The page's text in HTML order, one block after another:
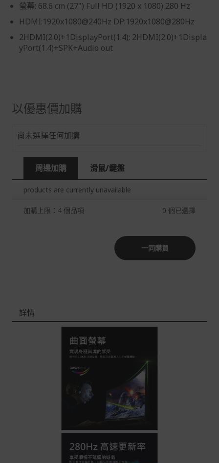
到貨七天內消費者有權申請退貨或換貨；超過七天以上(含
假日)，恕無法辦理。
退回之商品必須是全新狀態且完整包裝(含商品、附件、包
裝、紙箱及所有附隨文件或資料)。
者保護法第十九條第二項規定，一經拆封後恕不接受退換
如有相關退換貨服務需求，您可以透過專線或服務信箱聯
配送服務
本站商品除有特別標示收取運費之商品，其餘全館皆可免
運宅配到府。
Acer旗下品牌商品除可宅配配送全台各地外，部分商品可
以選擇配送至全台各地服務中心。
非Acer旗下品牌商品依配合廠商規範，可能會有無法配送
可在出貨後的兩個工作天內送達。
預購商品依商品頁面上的出貨時間安排，且有可能因實際
生產狀況有延後情況發生。
保固與售後服務
Acer旗下品牌商品保固期限與說明請參考此連結：
s://www.acer.com/tw-zh/support/warranty/product-wa
非Acer旗下品牌商品保固依各商品和之廠商有所不同，詳
如有相關保固問題以及售後服務問題，您可以透過專線或
服務信箱聯繫客服。
螢幕: 68.6 cm (27") Full HD (1920 x 1080) 280 Hz
HDMI:1920x1080@240Hz DP:1920x1080@280Hz
2HDMI(2.0)+1DisplayPort(1.4); 2HDMI(2.0)+1Displa
yPort(1.4)+SPK+Audio out
以優惠價加購
尚未選擇任何加購
周邊加購 滑鼠/鍵盤
products are currently unavailable
加購上限：4 個品項 0 個已選擇
一同購買
詳情